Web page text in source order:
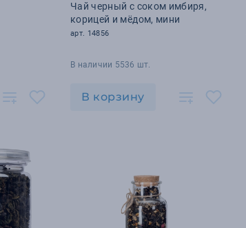
Чай черный с соком имбиря,
корицей и мёдом, мини
арт. 14856
В наличии 5536 шт.
В корзину